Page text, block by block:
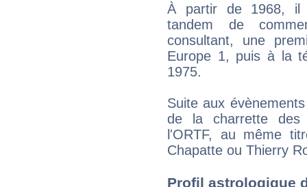
À partir de 1968, il
tandem de
consultant, une
Europe 1, puis à la
1975.
Suite aux
de la charrette des
l'ORTF, au même
Chapatte ou Thierry
Profil astrologique